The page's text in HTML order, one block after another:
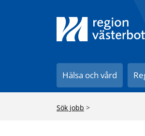
Hälsa och vård
Sök jobb >